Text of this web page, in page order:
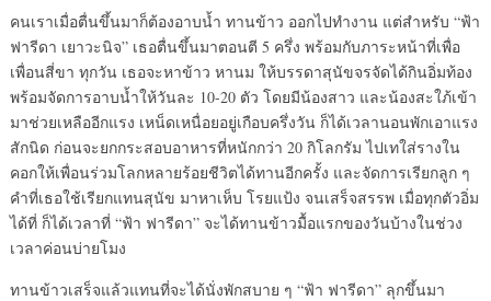
คนเราเมื่อตื่นขึ้นมาก็ต้องอาบน้ำ ทานข้าว ออกไปทำงาน แต่สำหรับ “ฟ้า
ฟารีดา เยาวะนิจ” เธอตื่นขึ้นมาตอนตี 5 ครึ่ง พร้อมกับภาระหน้าที่เพื่อ
เพื่อนสี่ขา ทุกวัน เธอจะหาข้าว หานม ให้บรรดาสุนัขจรจัดได้กินอิ่มท้อง
พร้อมจัดการอาบน้ำให้วันละ 10-20 ตัว โดยมีน้องสาว และน้องสะใภ้เข้า
มาช่วยเหลืออีกแรง เหน็ดเหนื่อยอยู่เกือบครึ่งวัน ก็ได้เวลานอนพักเอาแรง
สักนิด ก่อนจะยกกระสอบอาหารที่หนักกว่า 20 กิโลกรัม ไปเทใส่รางใน
คอกให้เพื่อนร่วมโลกหลายร้อยชีวิตได้ทานอีกครั้ง และจัดการเรียกลูก ๆ
คำที่เธอใช้เรียกแทนสุนัข มาหาเห็บ โรยแป้ง จนเสร็จสรรพ เมื่อทุกตัวอิ่ม
ได้ที่ ก็ได้เวลาที่ “ฟ้า ฟารีดา” จะได้ทานข้าวมื้อแรกของวันบ้างในช่วง
เวลาค่อนบ่ายโมง
ทานข้าวเสร็จแล้วแทนที่จะได้นั่งพักสบาย ๆ “ฟ้า ฟารีดา” ลุกขึ้นมา